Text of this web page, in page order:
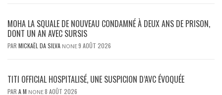
MOHA LA SQUALE DE NOUVEAU CONDAMNÉ À DEUX ANS DE PRISON,
DONT UN AN AVEC SURSIS
PAR MICKAËL DA SILVA NONE9 AOÛT 2026
TITI OFFICIAL HOSPITALISÉ, UNE SUSPICION D’AVC ÉVOQUÉE
PAR A M NONE8 AOÛT 2026